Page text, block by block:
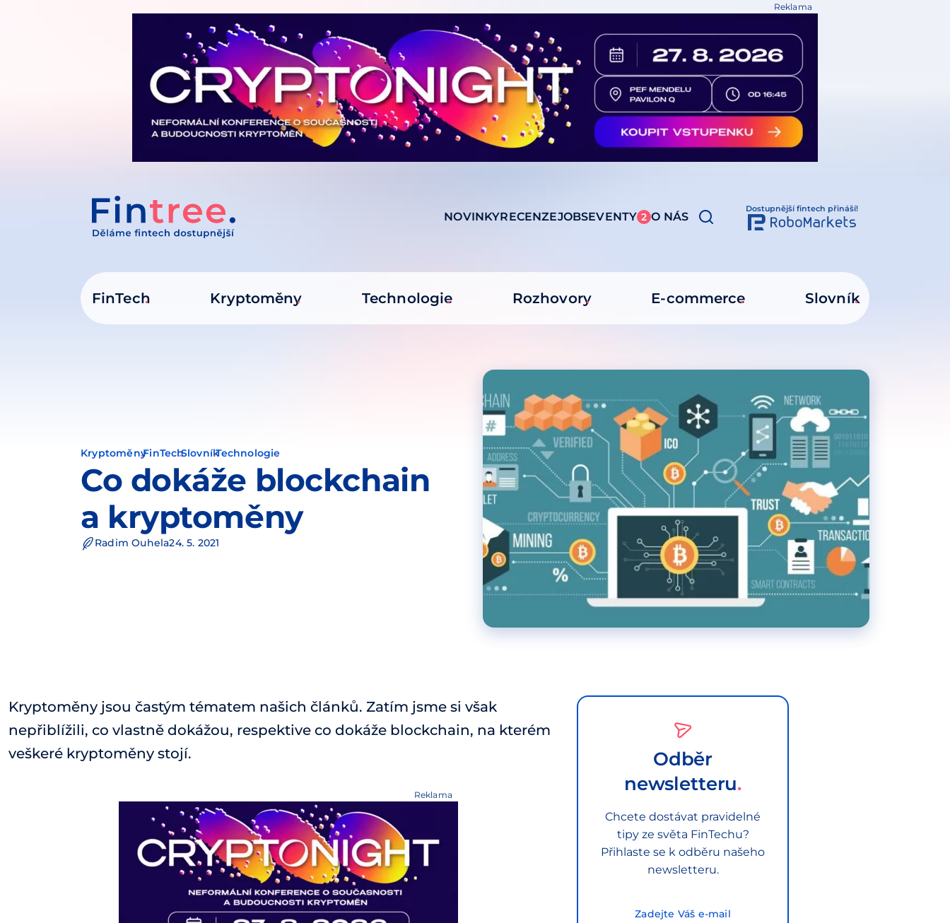
Reklama
NOVINKYRECENZEJOBSEVENTY 2 O NÁS
Dostupnější fintech přináší!
FinTech Kryptoměny Technologie Rozhovory E-commerce Slovník
KryptoměnyFinTechSlovníkTechnologie
Co dokáže blockchain
a kryptoměny
Radim Ouhela24. 5. 2021
Kryptoměny jsou častým tématem našich článků. Zatím jsme si však
nepřiblížili, co vlastně dokážou, respektive co dokáže blockchain, na kterém
veškeré kryptoměny stojí.
Reklama
Odběr
newsletteru
Chcete dostávat pravidelné
tipy ze světa FinTechu?
Přihlaste se k odběru našeho
newsletteru.